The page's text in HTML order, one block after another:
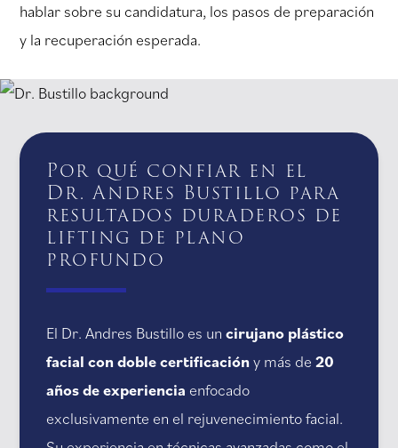
hablar sobre su candidatura, los pasos de preparación
y la recuperación esperada.
Por qué confiar en el
Dr. Andres Bustillo para
resultados duraderos de
lifting de plano
profundo
El Dr. Andres Bustillo es uncirujano plástico
facial con doble certificacióny más de20
años de experiencia enfocado
exclusivamente en el rejuvenecimiento facial.